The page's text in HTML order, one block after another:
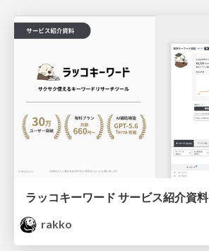
ラッコキーワード サービス紹介資料
rakko